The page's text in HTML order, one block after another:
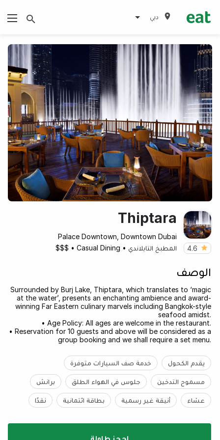
دبي
4.6
Thiptara
Palace Downtown, Downtown Dubai
المطبخ التايلاندي •
Casual Dining
•
$$$
الوصف
Surrounded by Burj Lake, Thiptara, which translates to ‘magic
at the water’, presents an enchanting ambience and award-
winning Far Eastern culinary marvels including Bangkok-style
seafood amidst.
• Age Policy: All ages are welcome in the restaurant.
• Reservation for 10 guests and above will be considered as a
group booking and we shall require a set menu.
يقدم الكحول خدمة صف السيارات متوفرة
مسموح التدخين جلوس في الهواء الطلق برانش
عشاء أنيقة غير رسمية بطاقة ائتمانية نقدًا
احجز طاولة